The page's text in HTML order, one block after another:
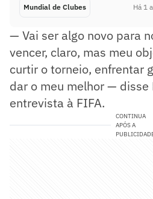
Mundial de Clubes Há 1
— Vai ser algo novo para
vencer, claro, mas meu
curtir o torneio, enfrentar
dar o meu melhor — disse
entrevista à FIFA.
CONTINUA
APÓS A